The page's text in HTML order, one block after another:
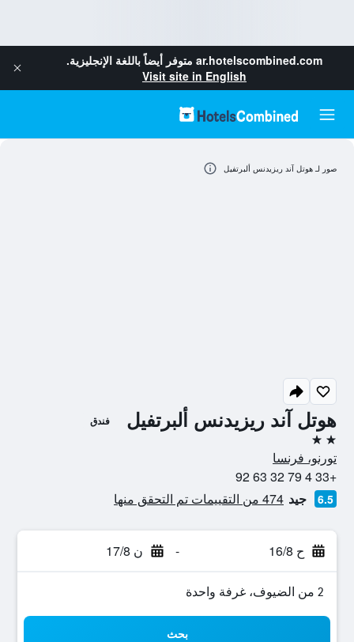
ar.hotelscombined.com متوفر أيضاً باللغة الإنجليزية.
Visit site in English
هوتل آند ريزيدنس ألبرتفيل فندق
2 نجمتين
تورنو، فرنسا
+33 4 79 32 63 92
6.5 جيد 474 من التقييمات تم التحقق منها
ح 16/8 - ن 17/8
2 من الضيوف، غرفة واحدة
بحث
صور لـ هوتل آند ريزيدنس ألبرتفيل